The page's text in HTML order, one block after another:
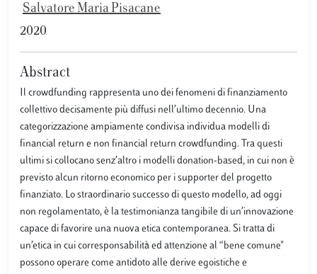
Salvatore Maria Pisacane
2020
Abstract
Il crowdfunding rappresenta uno dei fenomeni di finanziamento
collettivo decisamente più diffusi nell’ultimo decennio. Una
categorizzazione ampiamente condivisa individua modelli di
financial return e non financial return crowdfunding. Tra questi
ultimi si collocano senz’altro i modelli donation-based, in cui non è
previsto alcun ritorno economico per i supporter del progetto
finanziato. Lo straordinario successo di questo modello, ad oggi
non regolamentato, è la testimonianza tangibile di un’innovazione
capace di favorire una nuova etica contemporanea. Si tratta di
un’etica in cui corresponsabilità ed attenzione al “bene comune"
possono operare come antidoto alle derive egoistiche e